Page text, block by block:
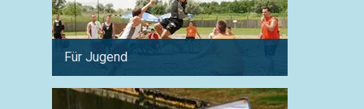
Für Jugend